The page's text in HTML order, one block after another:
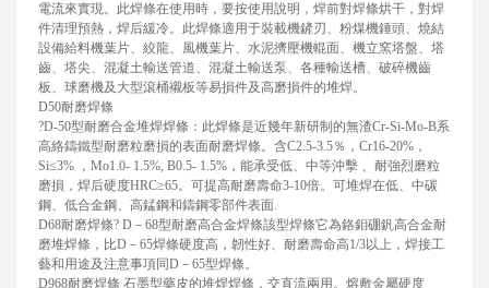
電流來實現。此焊條在使用時，要按使用說明，焊前對焊條烘干，對焊
件清理預熱，焊后緩冷。此焊條適用于裝載機鏟刃、粉煤機錘頭、燒結
設備給料機葉片、絞龍、風機葉片、水泥擠壓機輥面、機立窯塔盤、塔
齒、塔尖、混凝土輸送管道、混凝土輸送泵、各種輸送槽、破碎機齒
板、球磨機及大型滾桶襯板等易損件及高磨損件的堆焊。
D50耐磨焊條
?D-50型耐磨合金堆焊焊條：此焊條是近幾年新研制的無渣Cr-Si-Mo-B系
高絡鑄鐵型耐磨粒磨損的表面耐磨焊條。含C2.5-3.5％，Cr16-20%，
Si≤3% ，Mo1.0- 1.5%, B0.5- 1.5%，能承受低、中等沖擊 、耐強烈磨粒
磨損，焊后硬度HRC≥65。可提高耐磨壽命3-10倍。可堆焊在低、中碳
鋼、低合金鋼、高錳鋼和鑄鋼零部件表面.
D68耐磨焊條? D－68型耐磨高合金焊條該型焊條它為鉻鉬硼釩高合金耐
磨堆焊條，比D－65焊條硬度高，韌性好、耐磨壽命高1/3以上，焊接工
藝和用途及注意事項同D－65型焊條。
D968耐磨焊條 石墨型藥皮的堆焊焊條，交直流兩用。熔敷金屬硬度